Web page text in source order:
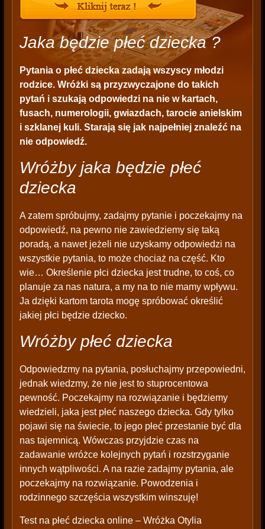
Jaka będzie płeć dziecka ?
Pytania o płeć dziecka zadają wszyscy młodzi
rodzice. Wróżki są przyzwyczajone do takich
pytań i szukają odpowiedzi na nie w kartach,
fusach, numerologii, gwiazdach, tarocie anielskim
i szklanej kuli. Starają się jak najpełniej znaleźć na
nie odpowiedź.
Wróżby jaka będzie płeć
dziecka
A zatem spróbujmy, zadajmy pytanie i poczekajmy na
odpowiedź, na pewno nie zawiedziemy się taką
poradą, a nawet jeżeli nie uzyskamy odpowiedzi na
wszystkie pytania, to może chociaż na część. Kto
wie… Określenie płci dziecka jest trudne, to coś, co
planuje za nas natura, a my na to nie mamy wpływu.
Ja dzięki kartom tarota mogę spróbować określić
jakiej płci będzie dziecko.
Wróżby płeć dziecka
Odpowiedzmy na pytania, posłuchajmy przepowiedni,
jednak wiedzmy, że nie jest to stuprocentowa
pewność. Poczekajmy na rozwiązanie i będziemy
wiedzieli, jaka jest płeć naszego dziecka. Gdy tylko
pojawi się na świecie, to jego płeć przestanie być dla
nas tajemnicą. Wówczas przyjdzie czas na
zadawanie wróżce kolejnych pytań i rozstrzyganie
innych wątpliwości. A na razie zadajmy pytania, ale
poczekajmy na rozwiązanie. Powodzenia i
rodzinnego szczęścia wszystkim winszuję!
Test na płeć dziecka online – Wróżka Otylia